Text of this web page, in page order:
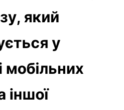
який
у
мобільних
іншої